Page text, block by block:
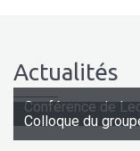
Actualités
Conférence de
Colloque du